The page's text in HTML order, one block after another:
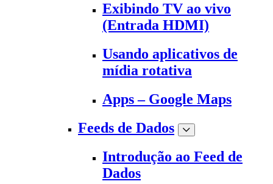
Exibindo TV ao vivo
(Entrada HDMI)
Usando aplicativos de
mídia rotativa
Apps – Google Maps
Feeds de Dados
Introdução ao Feed de
Dados